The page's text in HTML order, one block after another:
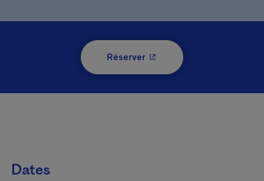
Réserver- Cet hyperlien s'ouvrira
Dates